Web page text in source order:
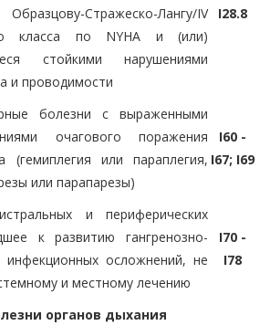
Стражеско-Лангу/IV
класса по NYHA и (или)
стойкими нарушениями
и проводимости
I28.8
болезни с выраженными
очагового поражения
(гемиплегия или параплегия,
или парапарезы)
I60 -
I67; I69
и периферических
к развитию гангренозно-
инфекционных осложнений, не
и местному лечению
I70 -
I78
органов дыхания